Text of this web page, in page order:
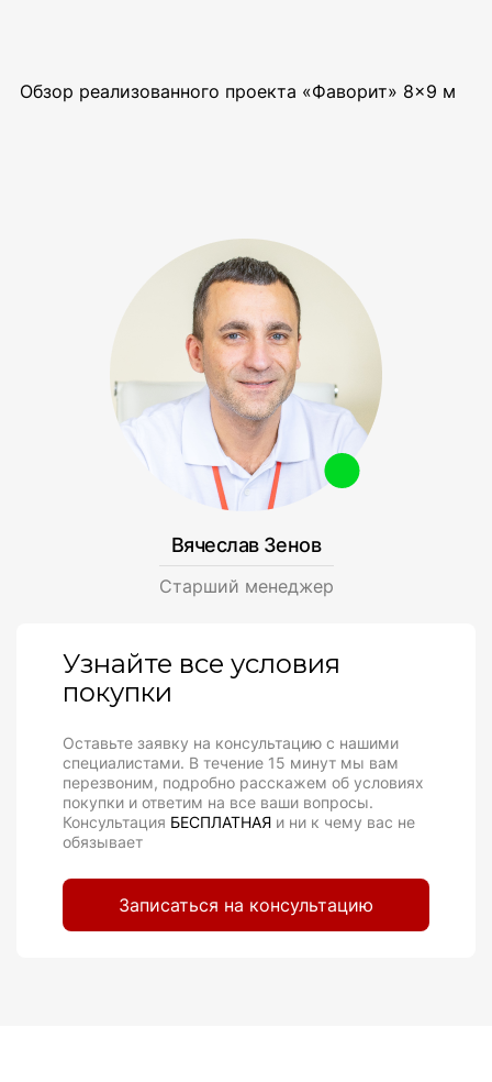
Обзор реализованного проекта «Фаворит» 8×9 м
Вячеслав Зенов
Cтарший менеджер
Узнайте все условия
покупки
Оставьте заявку на консультацию с нашими
специалистами. В течение 15 минут мы вам
перезвоним, подробно расскажем об условиях
покупки и ответим на все ваши вопросы.
Консультация БЕСПЛАТНАЯ и ни к чему вас не
обязывает
Записаться на консультацию